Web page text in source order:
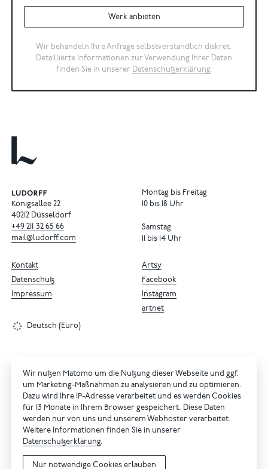
Werk anbieten
Wir behandeln Ihre Anfrage selbstverständlich diskret.
Detaillierte Informationen zur Verwendung Ihrer Daten
finden Sie in unserer Datenschutzerklärung.
Königsallee 22
40212 Düsseldorf
+49 211 32 65 66
mail@ludorff.com
Montag bis Freitag
10 bis 18 Uhr
Samstag
11 bis 14 Uhr
Artsy
Facebook
Instagram
artnet
Kontakt
Datenschutz
Impressum
Deutsch (Euro)
Wir nutzen Matomo um die Nutzung dieser Webseite und ggf.
um Marketing-Maßnahmen zu analysieren und zu optimieren.
Dazu wird Ihre IP-Adresse verarbeitet und es werden Cookies
für 13 Monate in Ihrem Browser gespeichert. Diese Daten
werden nur von uns und unserem Webhoster verarbeitet.
Weitere Informationen finden Sie in unserer
Datenschutzerklärung.
Nur notwendige Cookies erlauben